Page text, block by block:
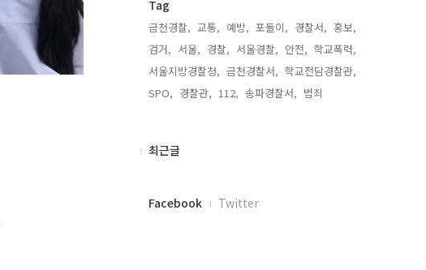
Tag
금천경찰, 교통, 예방, 포돌이, 경찰서, 홍보,
검거, 서울, 경찰, 서울경찰, 안전, 학교폭력,
서울지방경찰청, 금천경찰서, 학교전담경찰관,
SPO, 경찰관, 112, 송파경찰서, 범죄,
최
최근글
페
Facebook Twitter